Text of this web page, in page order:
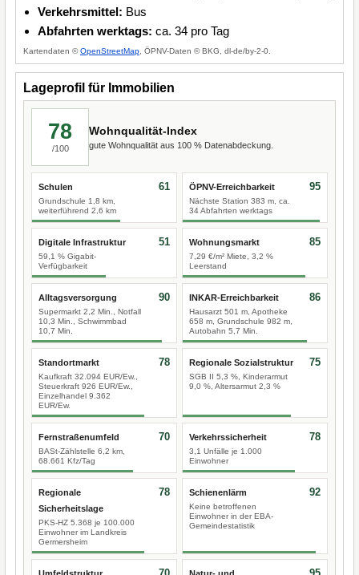
Verkehrsmittel: Bus
Abfahrten werktags: ca. 34 pro Tag
Kartendaten ©OpenStreetMap , ÖPNV-Daten © BKG, dl-de/by-2-0.
Lageprofil für Immobilien
78
/100
Wohnqualität-Index
gute Wohnqualität aus 100 % Datenabdeckung.
Schulen
Grundschule 1,8 km,
weiterführend 2,6 km
61 ÖPNV-Erreichbarkeit
Nächste Station 383 m, ca.
34 Abfahrten werktags
95
Digitale Infrastruktur
59,1 % Gigabit-
Verfügbarkeit
51 Wohnungsmarkt
7,29 €/m² Miete, 3,2 %
Leerstand
85
Alltagsversorgung
Supermarkt 2,2 Min., Notfall
10,3 Min., Schwimmbad
10,7 Min.
90 INKAR-Erreichbarkeit
Hausarzt 501 m, Apotheke
658 m, Grundschule 982 m,
Autobahn 5,7 Min.
86
Standortmarkt
Kaufkraft 32.094 EUR/Ew.,
Steuerkraft 926 EUR/Ew.,
Einzelhandel 9.362
EUR/Ew.
78 Regionale Sozialstruktur
SGB II 5,3 %, Kinderarmut
9,0 %, Altersarmut 2,3 %
75
Fernstraßenumfeld
BASt-Zählstelle 6,2 km,
68.661 Kfz/Tag
70 Verkehrssicherheit
3,1 Unfälle je 1.000
Einwohner
78
Regionale
Sicherheitslage
PKS-HZ 5.368 je 100.000
Einwohner im Landkreis
Germersheim
78 Schienenlärm
Keine betroffenen
Einwohner in der EBA-
Gemeindestatistik
92